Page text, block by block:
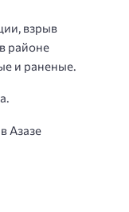
взрыв
районе
и раненые.
Азазе